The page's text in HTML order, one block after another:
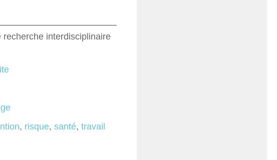
recherche interdisciplinaire
, risque, santé, travail